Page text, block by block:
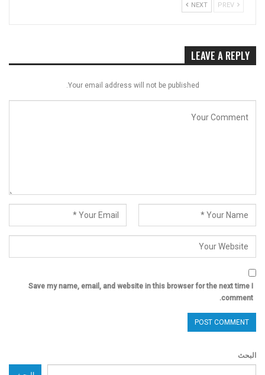
NEXT
LEAVE A REPLY
Your email address will not be published.
Save my name, email, and website in this browser for the next time I
comment.
البحث